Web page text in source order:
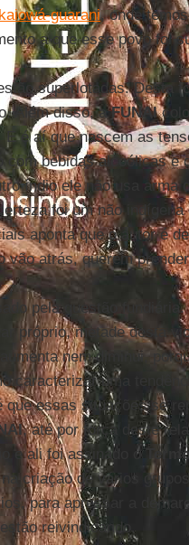
kaiowá-guarani, onde
a que esse povo foi
superlotadas. Desta
Além disso, aFUNAI
E é aí que nascem as
bebidas alcoólicas e
índio ele não usa arma
foi um não indígena
aponta que o autor é
vão atrás, querem
pela questão
próprio, metade desta
nem diminui,
caracterizar uma
essas situações se
, até por força deste
e ali foi assinado o
criação de vários
para apressar a
reivindicando.